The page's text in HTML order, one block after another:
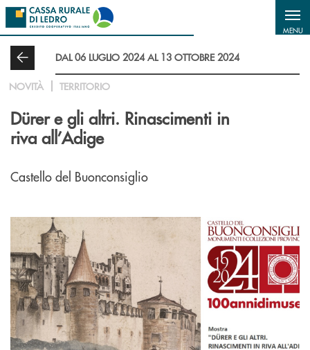
Salta al contenuto principale
MENU
DAL 06 LUGLIO 2024 AL 13 OTTOBRE 2024
NOVITÀ TERRITORIO
Dürer e gli altri. Rinascimenti in
riva all’Adige
Castello del Buonconsiglio